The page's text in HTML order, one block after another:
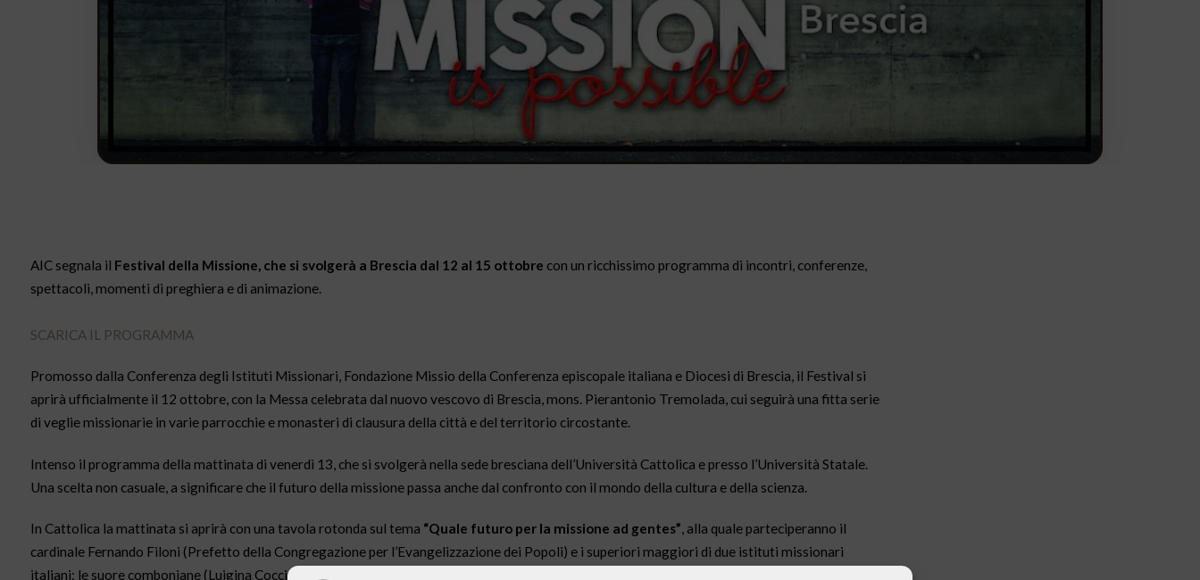
AIC segnala il Festival della Missione, che si svolgerà a Brescia dal 12 al 15 ottobre con un ricchissimo programma di incontri, conferenze,
spettacoli, momenti di preghiera e di animazione.
SCARICA IL PROGRAMMA
Promosso dalla Conferenza degli Istituti Missionari, Fondazione Missio della Conferenza episcopale italiana e Diocesi di Brescia, il Festival si
aprirà ufficialmente il 12 ottobre, con la Messa celebrata dal nuovo vescovo di Brescia, mons. Pierantonio Tremolada, cui seguirà una fitta serie
di veglie missionarie in varie parrocchie e monasteri di clausura della città e del territorio circostante.
Intenso il programma della mattinata di venerdì 13, che si svolgerà nella sede bresciana dell’Università Cattolica e presso l’Università Statale.
Una scelta non casuale, a significare che il futuro della missione passa anche dal confronto con il mondo della cultura e della scienza.
In Cattolica la mattinata si aprirà con una tavola rotonda sul tema “Quale futuro per la missione ad gentes”, alla quale parteciperanno il
cardinale Fernando Filoni (Prefetto della Congregazione per l’Evangelizzazione dei Popoli) e i superiori maggiori di due istituti missionari
italiani: le suore comboniane (Luigina Coccia) e i missionari della Consolata (Stefano Camerlengo).